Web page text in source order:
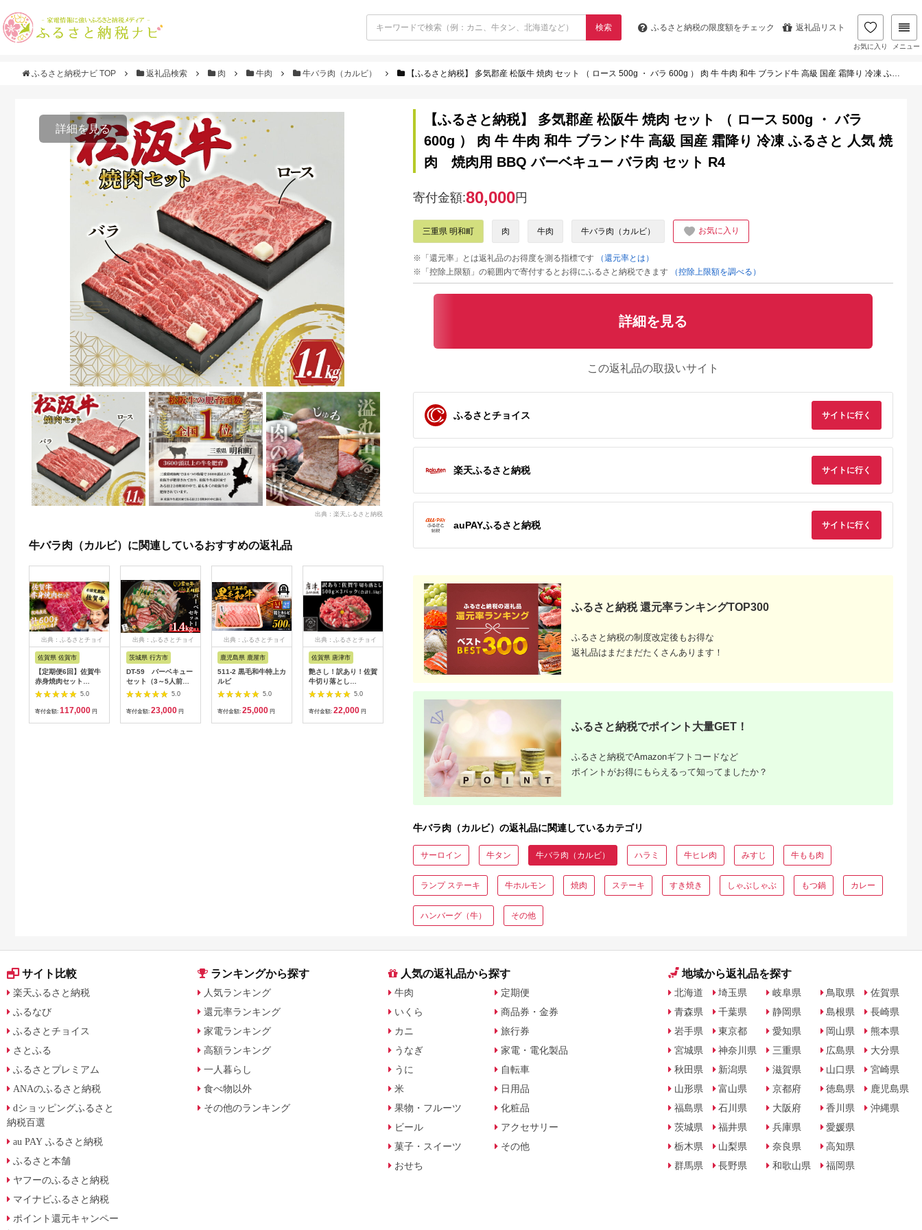
検索 ふるさと納税の限度額をチェック 返礼品リスト
お気に入り メニュー
ふるさと納税ナビ TOP 返礼品検索 肉 牛肉 牛バラ肉（カルビ） 【ふるさと納税】 多気郡産 松阪牛 焼肉 セット （ ロース 500g ・ バラ 600g ） 肉 牛 牛肉 和牛 ブランド牛 高級 国産 霜降り 冷凍 ふるさと 人気 焼肉 焼肉用 BBQ バーベキュー バラ肉 セット R4
詳細を見る
出典：楽天ふるさと納税
牛バラ肉（カルビ）に関連しているおすすめの返礼品
出典：ふるさとチョイ
佐賀県 佐賀市
【定期便6回】佐賀牛
赤身焼肉セット
600g：C117-018
5.0
寄付金額: 117,000 円
出典：ふるさとチョイ
茨城県 行方市
DT-59 バーベキュー
セット（3～5人前）
【合計１.４kg以上】
5.0
寄付金額: 23,000 円
出典：ふるさとチョイ
鹿児島県 鹿屋市
511-2 黒毛和牛特上カ
ルビ
5.0
寄付金額: 25,000 円
出典：ふるさとチョイ
佐賀県 唐津市
艶さし！訳あり！佐賀
牛切り落とし
500g×3p(合計1.5kg)
牛肉 お肉 牛丼 野菜炒
め カレー 小分け
5.0
寄付金額: 22,000 円
出典：楽天ふるさと納
税
三重県 大台町
【ふるさと納税】松阪
） 500g ／ 松阪牛 冷
凍 瀬古食品 JGAP認
定 松阪肉 名産 お取り
寄せグルメ 牛肉 お肉
肉 和牛 黒毛和牛 国産
国産牛 松阪牛 焼肉 焼
肉用 ブランド牛 ご自
宅用 家庭用 ギフト 贈
答用 赤身 産地直送 松
阪 牛 三重県 大台町
20,000 円
出典：ふるさとチョイ
ス
焼肉の名店特選 味付
分け 100g × 5パック
牛肉 肉 カルビ 上カル
ビ 焼肉 小分け 味付け
肉 味付肉 焼くだけ 簡
単 焼肉 田原牛 ブラン
ド牛 国産 人気 田原市
冷凍 高級 タレ 焼肉の
たれ
寄付金額:
出典：楽天ふるさと納
税
福岡県 筑紫野市
切り落とし 焼肉 (肩ロ
/ 福岡県 筑紫野市
[21760469] 肉 牛肉
出典：楽天ふるさと納
鹿児島県 南さつま市
毛和牛 霜降り焼肉用
イチボ ミスジ 霜ふり
焼肉セット 国産 牛肉
送料無料 【2019年度
ふるさと納税 寄附額
鹿児島県1位 南さつま
ト 700g｜鳥取県 岩美
べ 600g（各300g）
【ふるさと納税】 多気郡産 松阪牛 焼肉 セット （ ロース 500g ・ バラ
600g ） 肉 牛 牛肉 和牛 ブランド牛 高級 国産 霜降り 冷凍 ふるさと 人気 焼
肉 焼肉用 BBQ バーベキュー バラ肉 セット R4
寄付金額:80,000円
三重県 明和町 肉 牛肉 牛バラ肉（カルビ） お気に入り
※「還元率」とは返礼品のお得度を測る指標です
（還元率とは）
※「控除上限額」の範囲内で寄付するとお得にふるさと納税できます
（控除上限額を調べる）
詳細を見る
この返礼品の取扱いサイト
ふるさとチョイス サイトに行く
楽天ふるさと納税 サイトに行く
auPAYふるさと納税 サイトに行く
ふるさと納税 還元率ランキングTOP300
ふるさと納税の制度改定後もお得な
返礼品はまだまだたくさんあります！
ふるさと納税でポイント大量GET！
ふるさと納税でAmazonギフトコードなど
ポイントがお得にもらえるって知ってましたか？
牛バラ肉（カルビ）の返礼品に関連しているカテゴリ
サーロイン 牛タン 牛バラ肉（カルビ） ハラミ 牛ヒレ肉 みすじ 牛もも肉
ランプ ステーキ 牛ホルモン 焼肉 ステーキ すき焼き しゃぶしゃぶ もつ鍋 カレー
ハンバーグ（牛） その他
サイト比較
楽天ふるさと納税
ふるなび
ふるさとチョイス
さとふる
ふるさとプレミアム
ANAのふるさと納税
dショッピングふるさと
納税百選
au PAY ふるさと納税
ふるさと本舗
ヤフーのふるさと納税
マイナビふるさと納税
ポイント還元キャンペー
ランキングから探す
人気ランキング
還元率ランキング
家電ランキング
高額ランキング
一人暮らし
食べ物以外
その他のランキング
人気の返礼品から探す
牛肉
いくら
カニ
うなぎ
うに
米
果物・フルーツ
ビール
菓子・スイーツ
おせち
定期便
商品券・金券
旅行券
家電・電化製品
自転車
日用品
化粧品
アクセサリー
その他
地域から返礼品を探す
北海道
青森県
岩手県
宮城県
秋田県
山形県
福島県
茨城県
栃木県
群馬県
埼玉県
千葉県
東京都
神奈川県
新潟県
富山県
石川県
福井県
山梨県
長野県
岐阜県
静岡県
愛知県
三重県
滋賀県
京都府
大阪府
兵庫県
奈良県
和歌山県
鳥取県
島根県
岡山県
広島県
山口県
徳島県
香川県
愛媛県
高知県
福岡県
佐賀県
長崎県
熊本県
大分県
宮崎県
鹿児島県
沖縄県